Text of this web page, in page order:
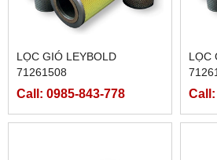
LỌC GIÓ LEYBOLD
71261508
Call: 0985-843-778
LỌC
Call: